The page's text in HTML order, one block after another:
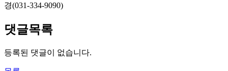
경(031-334-9090)
댓글목록
등록된 댓글이 없습니다.